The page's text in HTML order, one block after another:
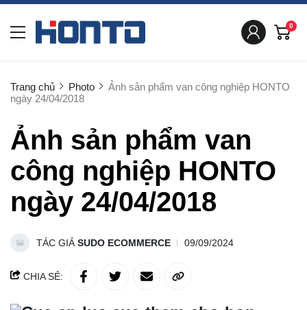
0
Trang chủ Photo
Ảnh sản phẩm van công nghiệp HONTO
ngày 24/04/2018
Ảnh sản phẩm van
công nghiệp HONTO
ngày 24/04/2018
TÁC GIẢ SUDO ECOMMERCE 09/09/2024
CHIA SẺ: